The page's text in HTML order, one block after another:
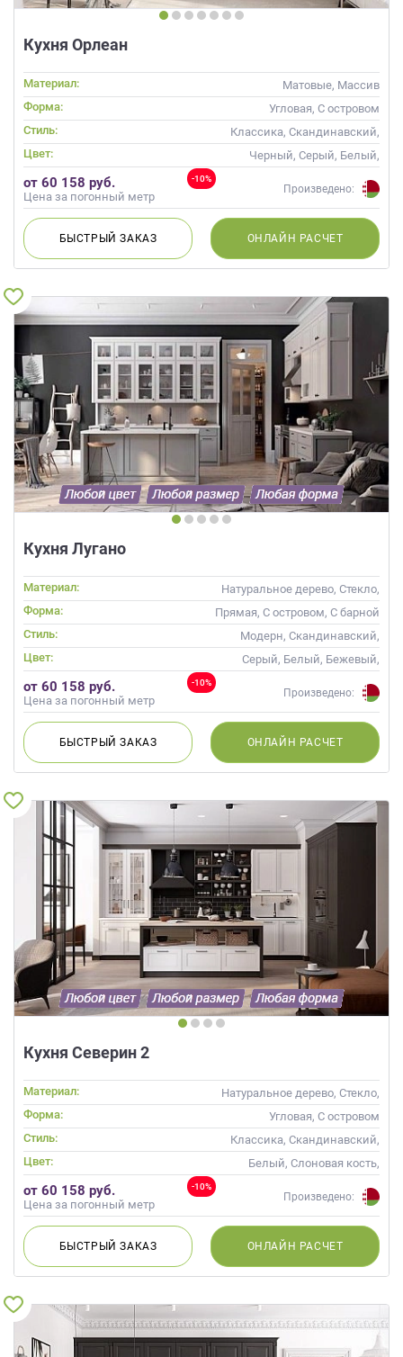
Кухня Орлеан
Материал:
Матовые, Массив
Форма:
Угловая, С островом
Стиль:
Классика, Скандинавский,
Неоклассика
Цвет:
Черный, Серый, Белый,
Слоновая кость
-10%
от 60 158 руб.
Цена за погонный метр
Произведено:
БЫСТРЫЙЗАКАЗ ОНЛАЙН РАСЧЕТ
Кухня Лугано
Материал:
Натуральное дерево, Стекло,
Массив
Форма:
Прямая, С островом, С барной
стойкой
Стиль:
Модерн, Скандинавский,
Неоклассика, Современные
Цвет:
Серый, Белый, Бежевый,
Слоновая кость, Кремовый,
Капучино, Белый верх темный
-10%
от 60 158 руб.
Цена за погонный метр
Произведено:
БЫСТРЫЙЗАКАЗ ОНЛАЙН РАСЧЕТ
Кухня Северин 2
Материал:
Натуральное дерево, Стекло,
Массив
Форма:
Угловая, С островом
Стиль:
Классика, Скандинавский,
Неоклассика
Цвет:
Белый, Слоновая кость,
Коричневый
-10%
от 60 158 руб.
Цена за погонный метр
Произведено:
БЫСТРЫЙЗАКАЗ ОНЛАЙН РАСЧЕТ